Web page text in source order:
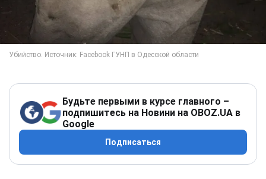
Будьте первыми в курсе главного –
подпишитесь на Новини на OBOZ.UA в
Google
Подписаться